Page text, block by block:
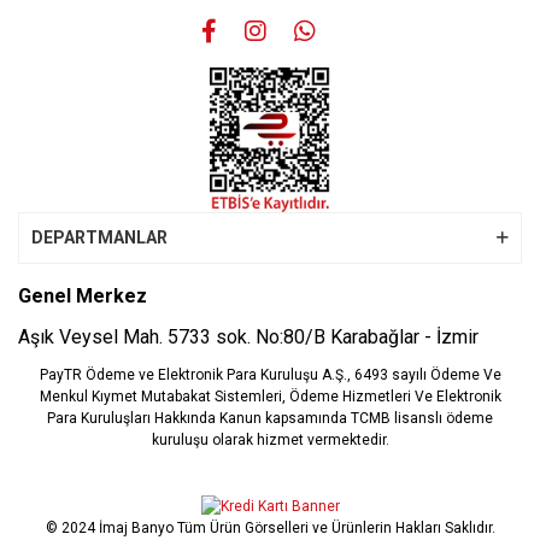
Gönder
DEPARTMANLAR
Genel Merkez
Aşık Veysel Mah. 5733 sok. No:80/B Karabağlar - İzmir
PayTR Ödeme ve Elektronik Para Kuruluşu A.Ş., 6493 sayılı Ödeme Ve
Menkul Kıymet Mutabakat Sistemleri, Ödeme Hizmetleri Ve Elektronik
Para Kuruluşları Hakkında Kanun kapsamında TCMB lisanslı ödeme
kuruluşu olarak hizmet vermektedir.
© 2024 İmaj Banyo Tüm Ürün Görselleri ve Ürünlerin Hakları Saklıdır.